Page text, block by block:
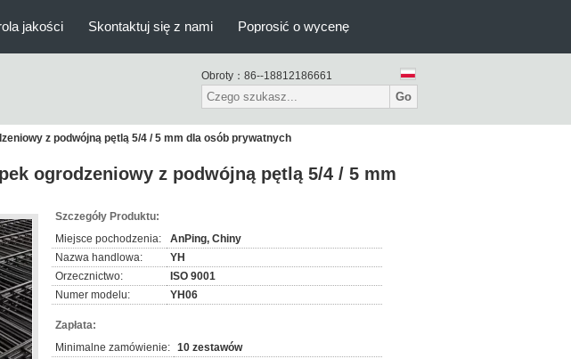
jakości Skontaktuj się z nami Poprosić o wycenę
Obroty： 86--18812186661
Go
z podwójną pętlą 5/4 / 5 mm dla osób prywatnych
ogrodzeniowy z podwójną pętlą 5/4 / 5 mm
Szczegóły Produktu:
Miejsce pochodzenia:
AnPing, Chiny
Nazwa handlowa:
YH
Orzecznictwo:
ISO 9001
Numer modelu:
YH06
Zapłata:
Minimalne zamówienie: 10 zestawów